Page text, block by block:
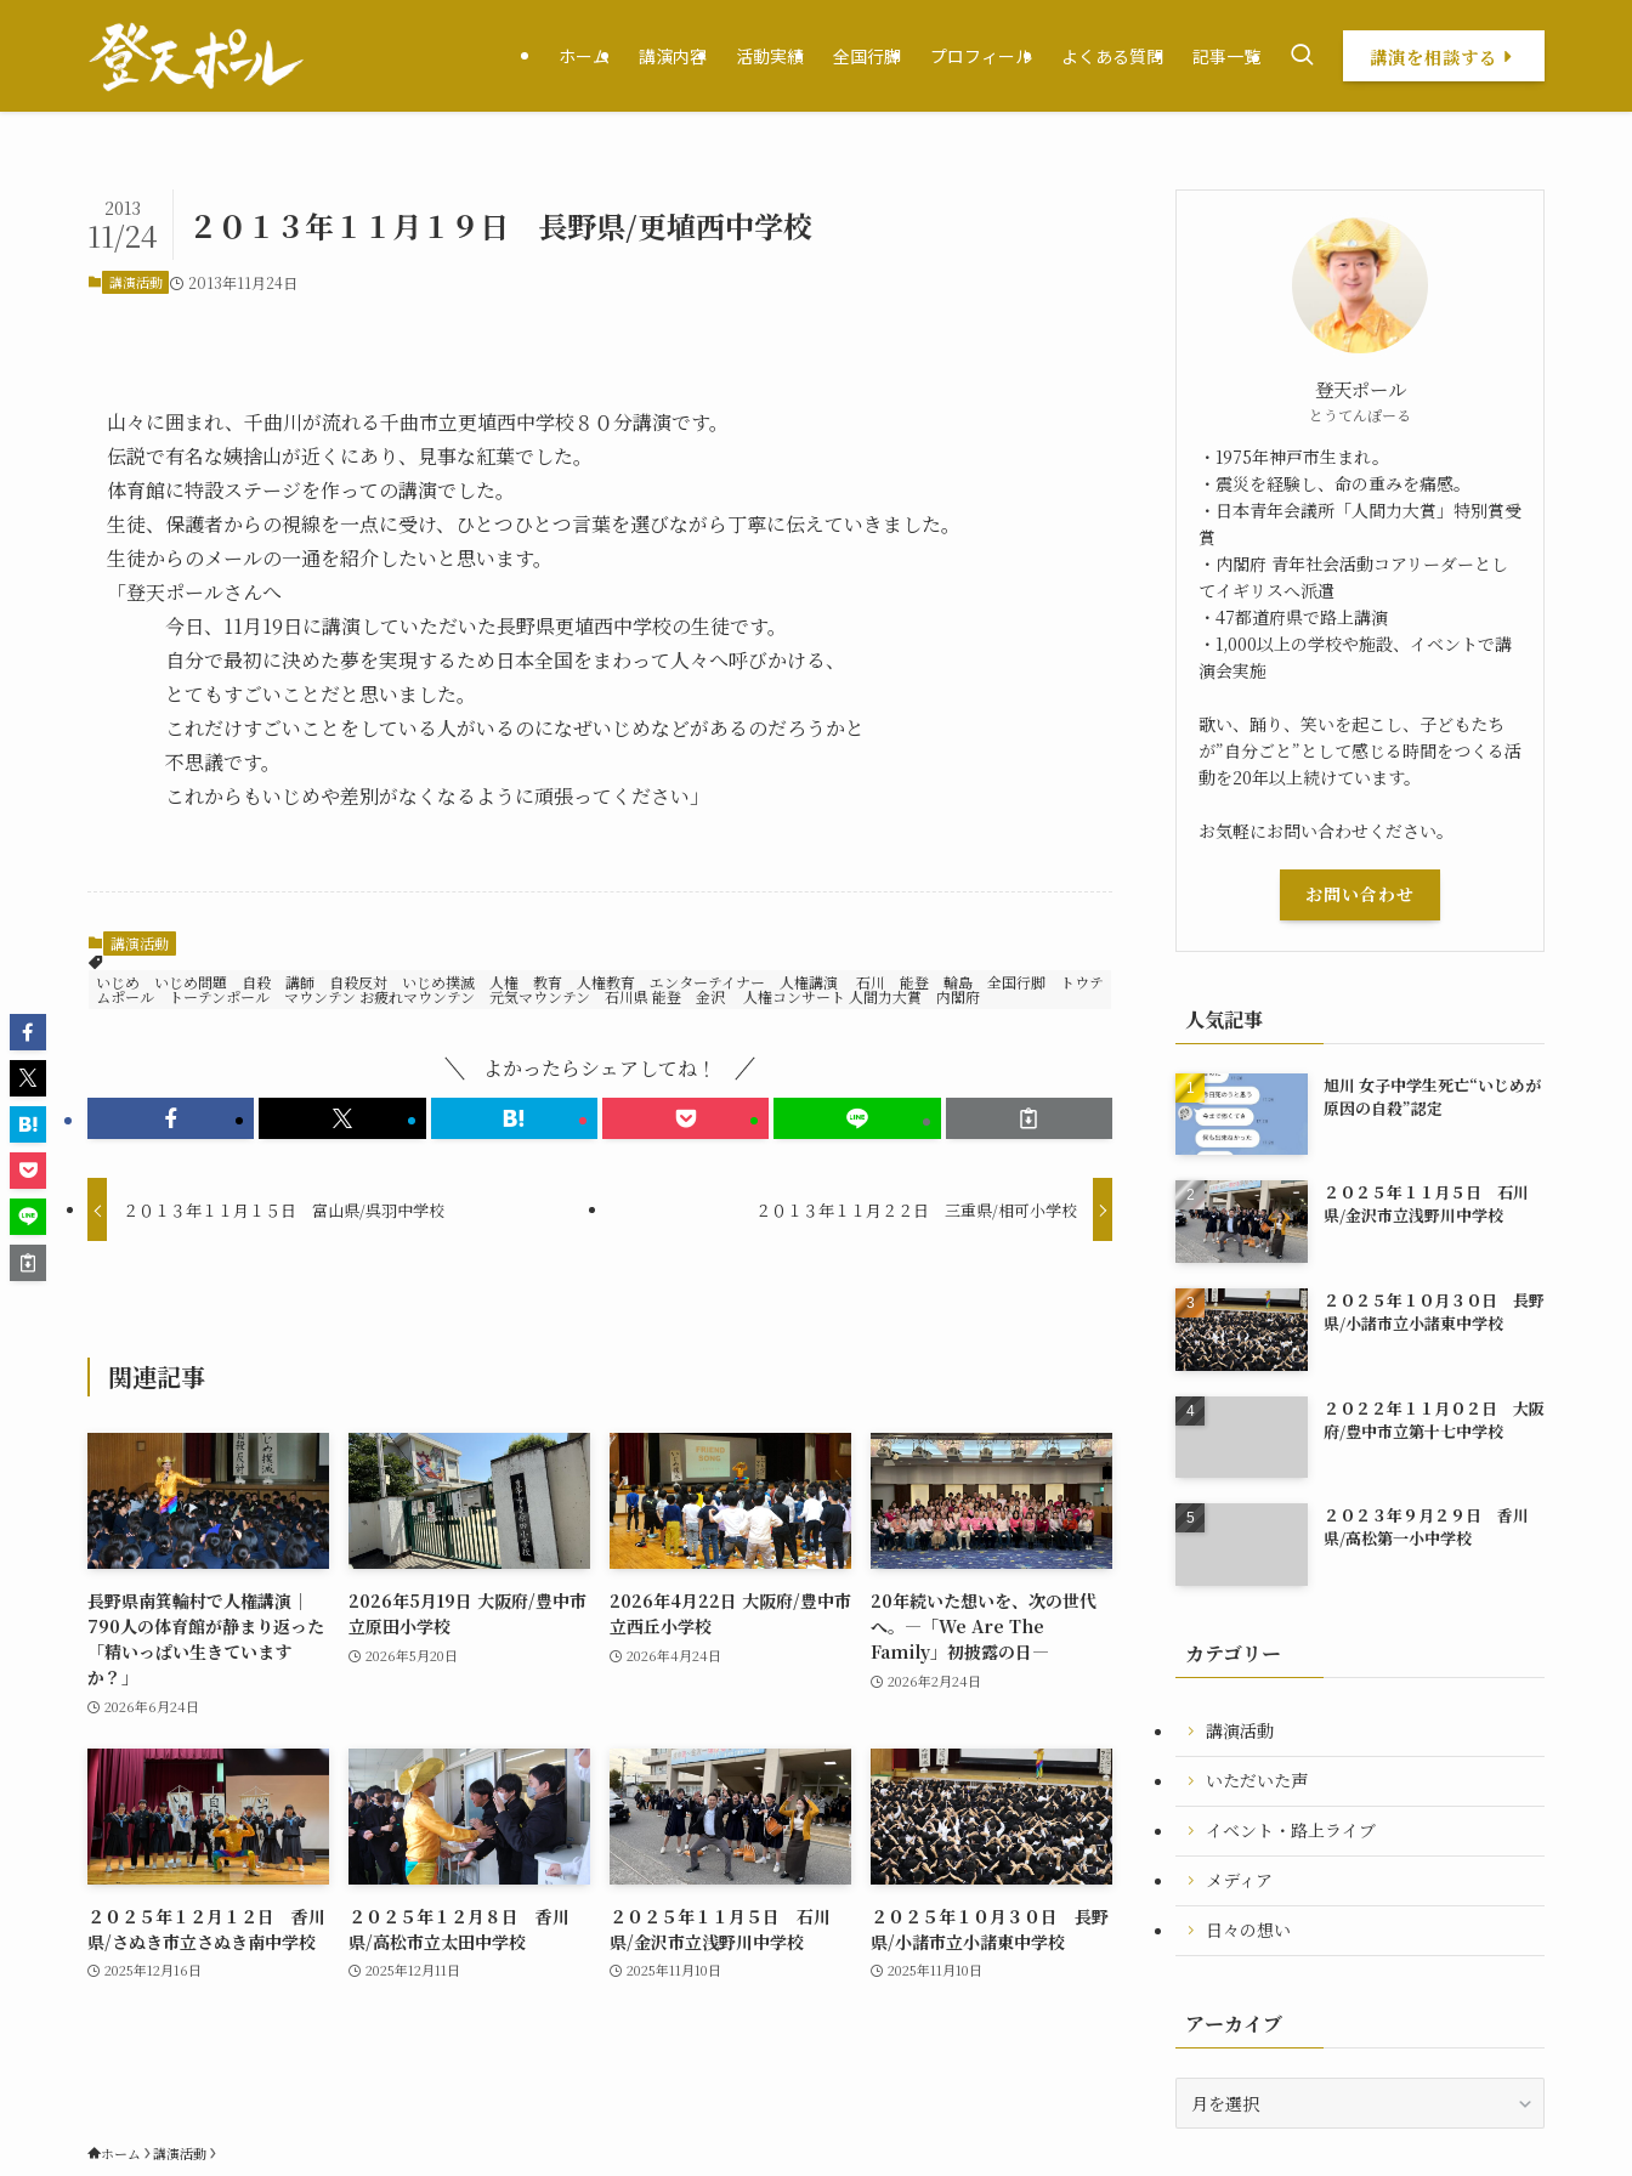
ホーム 講演内容 活動実績 全国行脚 プロフィール よくある質問 記事一覧 講演を相談する
２０１３年１１月１９日 長野県/更埴西中学校
2013
11/24
講演活動 2013年11月24日
山々に囲まれ、千曲川が流れる千曲市立更埴西中学校８０分講演です。
伝説で有名な姨捨山が近くにあり、見事な紅葉でした。
体育館に特設ステージを作っての講演でした。
生徒、保護者からの視線を一点に受け、ひとつひとつ言葉を選びながら丁寧に伝えていきました。
生徒からのメールの一通を紹介したいと思います。
「登天ポールさんへ
今日、11月19日に講演していただいた長野県更埴西中学校の生徒です。
自分で最初に決めた夢を実現するため日本全国をまわって人々へ呼びかける、
とてもすごいことだと思いました。
これだけすごいことをしている人がいるのになぜいじめなどがあるのだろうかと
不思議です。
これからもいじめや差別がなくなるように頑張ってください」
講演活動
いじめ いじめ問題 自殺 講師 自殺反対 いじめ撲滅 人権 教育 人権教育 エンターテイナー 人権講演 石川 能登 輪島 全国行脚 トウテ
ムポール トーテンポール マウンテン お疲れマウンテン 元気マウンテン 石川県 能登 金沢 人権コンサート 人間力大賞 内閣府
よかったらシェアしてね！
２０１３年１１月１５日 富山県/呉羽中学校 ２０１３年１１月２２日 三重県/相可小学校
関連記事
長野県南箕輪村で人権講演｜
790人の体育館が静まり返った
「精いっぱい生きています
か？」
2026年6月24日
2026年5月19日 大阪府/豊中市
立原田小学校
2026年5月20日
2026年4月22日 大阪府/豊中市
立西丘小学校
2026年4月24日
20年続いた想いを、次の世代
へ。―「We Are The
Family」初披露の日―
2026年2月24日
２０２５年１２月１２日 香川
県/さぬき市立さぬき南中学校
2025年12月16日
２０２５年１２月８日 香川
県/高松市立太田中学校
2025年12月11日
２０２５年１１月５日 石川
県/金沢市立浅野川中学校
2025年11月10日
２０２５年１０月３０日 長野
県/小諸市立小諸東中学校
2025年11月10日
登天ポール
とうてんぽーる
・1975年神戸市生まれ。
・震災を経験し、命の重みを痛感。
・日本青年会議所「人間力大賞」特別賞受
賞
・内閣府 青年社会活動コアリーダーとし
てイギリスへ派遣
・47都道府県で路上講演
・1,000以上の学校や施設、イベントで講
演会実施
歌い、踊り、笑いを起こし、子どもたち
が”自分ごと”として感じる時間をつくる活
動を20年以上続けています。
お気軽にお問い合わせください。
お問い合わせ
人気記事
旭川 女子中学生死亡“いじめが
原因の自殺”認定
２０２５年１１月５日 石川
県/金沢市立浅野川中学校
２０２５年１０月３０日 長野
県/小諸市立小諸東中学校
２０２２年１１月０２日 大阪
府/豊中市立第十七中学校
２０２３年９月２９日 香川
県/高松第一小中学校
カテゴリー
講演活動
いただいた声
イベント・路上ライブ
メディア
日々の想い
アーカイブ
ホーム 講演活動